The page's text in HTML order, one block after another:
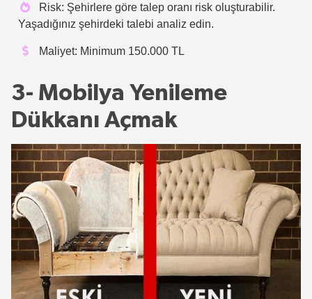
Risk: Şehirlere göre talep oranı risk oluşturabilir.
Yaşadığınız şehirdeki talebi analiz edin.
Maliyet: Minimum 150.000 TL
3- Mobilya Yenileme
Dükkanı Açmak